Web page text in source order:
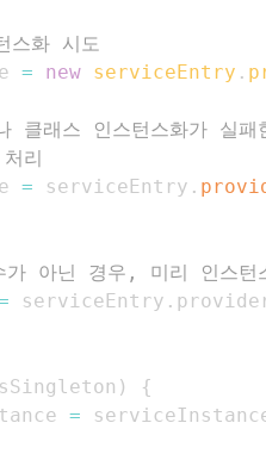
스화 시도
= new serviceEntry .
클래스 인스턴스화가 실
리
= serviceEntry .
아닌 경우, 미리 인스턴
serviceEntry .
)
{
=